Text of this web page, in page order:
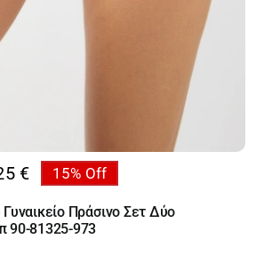
€ 15% Off
Πράσινο Σετ Δύο
90-81325-973